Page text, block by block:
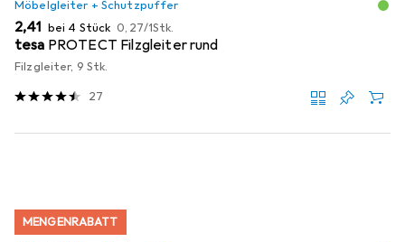
Möbelgleiter + Schutzpuffer
EUR
2,41 bei 4 Stück EUR
0,27/1Stk.
tesa PROTECT Filzgleiter rund
Filzgleiter, 9 Stk.
27
MENGENRABATT